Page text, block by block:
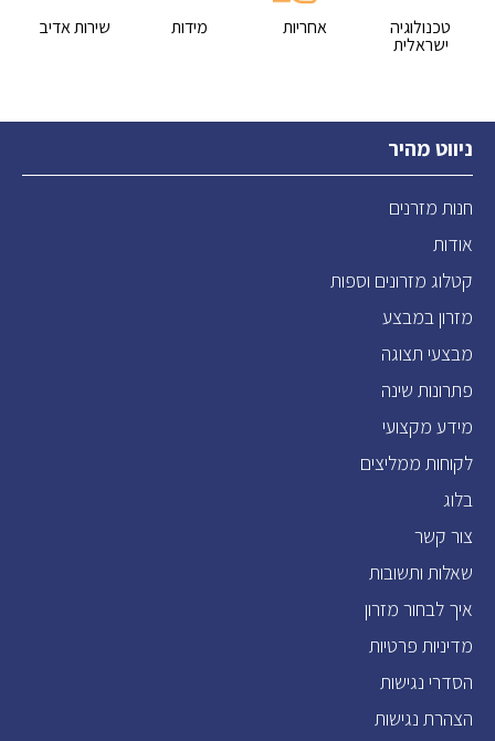
טכנולוגיה
ישראלית
אחריות מידות שירות אדיב
ניווט מהיר
חנות מזרנים
אודות
קטלוג מזרונים וספות
מזרון במבצע
מבצעי תצוגה
פתרונות שינה
מידע מקצועי
לקוחות ממליצים
בלוג
צור קשר
שאלות ותשובות
איך לבחור מזרון
מדיניות פרטיות
הסדרי נגישות
הצהרת נגישות